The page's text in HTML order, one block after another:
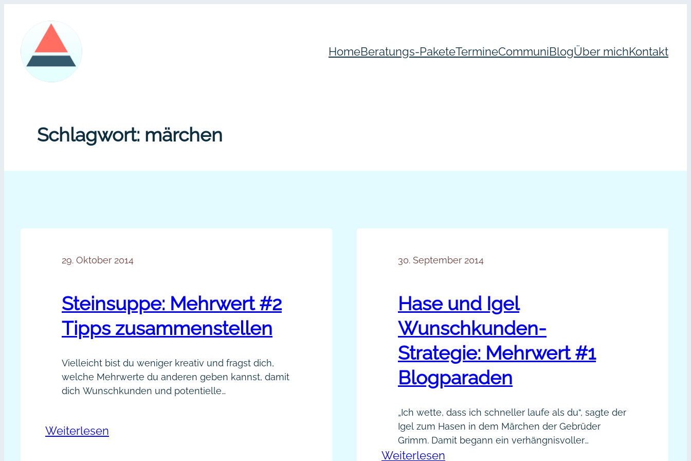
springen
HomeBeratungs-PaketeTermineCommuniBlogÜber michKontakt
Schlagwort: märchen
29. Oktober 2014
Steinsuppe: Mehrwert #2
Tipps zusammenstellen
Vielleicht bist du weniger kreativ und fragst dich,
welche Mehrwerte du anderen geben kannst, damit
dich Wunschkunden und potentielle
deine Leser sind dankbar, Tipps in gebündelter
Weiterlesen
30. September 2014
Hase und Igel
Wunschkunden-
Strategie: Mehrwert #1
Blogparaden
„Ich wette, dass ich schneller laufe als du“, sagte der
Igel zum Hasen in dem Märchen der Gebrüder
Grimm. Damit begann ein verhängnisvoller
Wettstreit, das dem Hasen sogar das Leben kostete.
Weiterlesen